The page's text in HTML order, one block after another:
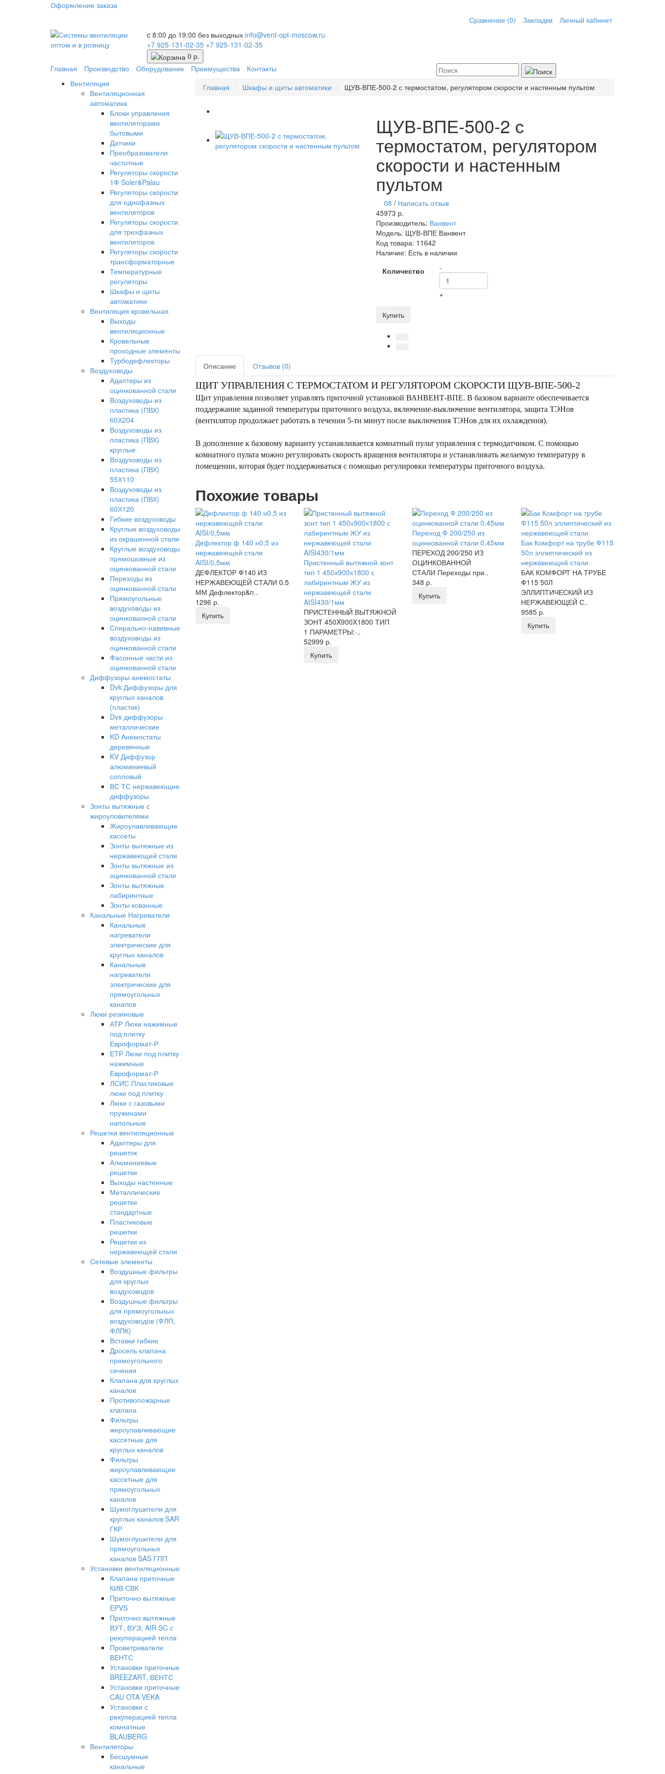
Оформление заказа
Сравнение (0)
Закладки
Личный кабинет
c 8:00 до 19:00 без выходных info@vent-opt-moscow.ru
+7 925-131-02-35 +7 925-131-02-35
0 р.
Главная
Производство Оборудование Преимущества
Контакты
Вентиляция
Вентиляционная
автоматика
Блоки управления
вентиляторами
бытовыми
Датчики
Преобразователи
частотные
Регуляторы скорости
1Ф Soler&Palau
Регуляторы скорости
для однофазных
вентиляторов
Регуляторы скорости
для трехфазных
вентиляторов
Регуляторы скорости
трансформаторные
Температурные
регуляторы
Шкафы и щиты
автоматики
Вентиляция кровельная
Выходы
вентиляционные
Кровельные
проходные элементы
Турбодефлекторы
Воздуховоды
Адаптеры из
оцинкованной стали
Воздуховоды из
пластика (ПВХ)
60Х204
Воздуховоды из
пластика (ПВХ)
круглые
Воздуховоды из
пластика (ПВХ)
55Х110
Воздуховоды из
пластика (ПВХ)
60Х120
Гибкие воздуховоды
Круглые воздуховоды
из окрашенной стали
Круглые воздуховоды
прямошовные из
оцинкованной стали
Переходы из
оцинкованной стали
Прямоугольные
воздуховоды из
оцинкованной стали
Спирально-навивные
воздуховоды из
оцинкованной стали
Фасонные части из
оцинкованной стали
Диффузоры анемостаты
Dvk Диффузоры для
круглых каналов
(пластик)
Dvs диффузоры
металлические
KD Анемостаты
деревянные
KV Диффузор
алюминиевый
сопловый
ВС ТС нержавеющие
диффузоры
Зонты вытяжные с
жироуловителями
Жироулавливающие
кассеты
Зонты вытяжные из
нержавеющей стали
Зонты вытяжные из
оцинкованной стали
Зонты вытяжные
лабиринтные
Зонты кованные
Канальные Нагреватели
Канальные
нагреватели
электрические для
круглых каналов
Канальные
нагреватели
электрические для
прямоугольных
каналов
Люки резиновые
АТР Люки нажимные
под плитку
Евроформат-Р
ЕТР Люки под плитку
нажимные
Евроформат-Р
ЛСИС Пластиковые
люки под плитку
Люки с газовыми
пружинами
напольные
Решетки вентиляционные
Адаптеры для
решеток
Алюминиевые
решетки
Выходы настенные
Металлические
решетки
стандартные
Пластиковые
решетки
Решетки из
нержавеющей стали
Сетевые элементы
Воздушные фильтры
для круглых
воздуховодов
Воздушные фильтры
для прямоугольных
воздуховодов (ФЛП,
ФЛПК)
Вставки гибкие
Дросель клапана
прямоугольного
сечения
Клапана для круглых
каналов
Противопожарные
клапана
Фильтры
жироулавливающие
кассетные для
круглых каналов
Фильтры
жироулавливающие
кассетные для
прямоугольных
каналов
Шумоглушители для
круглых каналов SAR
ГКР
Шумоглушители для
прямоугольных
каналов SAS ГПП
Установки вентиляционные
Клапана приточные
КИВ СВК
Приточно вытяжные
EPVS
Приточно вытяжные
ВУТ, ВУЭ, AIR SC с
рекуперацией тепла
Проветриватели
ВЕНТС
Установки приточные
BREEZART, ВЕНТС
Установки приточные
CAU OTA VEKA
Установки с
рекуперацией тепла
комнатные
BLAUBERG
Вентиляторы
Бесшумные
канальные
Главная Шкафы и щиты автоматики ЩУВ-ВПЕ-500-2 с термостатом, регулятором скорости и настенным пультом
ЩУВ-ВПЕ-500-2 с
термостатом, регулятором
скорости и настенным
пультом
08 / Написать отзыв
45973 р.
Производитель: Ванвент
Модель: ЩУВ-ВПЕ Ванвент
Код товара: 11642
Наличие: Есть в наличии
Количество
-
+
Купить
Описание Отзывов (0)
ЩИТ УПРАВЛЕНИЯ С ТЕРМОСТАТОМ И РЕГУЛЯТОРОМ СКОРОСТИ ЩУВ-ВПЕ-500-2
Щит управления позволяет управлять приточной установкой ВАНВЕНТ-ВПЕ. В базовом варианте обеспечивается
поддержание заданной температуры приточного воздуха, включение-выключение вентилятора, защита ТЭНов
(вентилятор продолжает работать в течении 5-ти минут после выключения ТЭНов для их охлаждения).
В дополнение к базовому варианту устанавливается комнатный пульт управления с термодатчиком. С помощью
комнатного пульта можно регулировать скорость вращения вентилятора и устанавливать желаемую температуру в
помещении, которая будет поддерживаться с помощью регулировки температуры приточного воздуха.
Похожие товары
Дефлектор ф 140 н0,5 из
нержавеющей стали
AISI/0,5мм
ДЕФЛЕКТОР Ф140 ИЗ
НЕРЖАВЕЮЩЕЙ СТАЛИ 0.5
ММ Дефлектор&n..
1296 р.
Купить
Пристенный вытяжной зонт
тип 1 450х900х1800 с
лабиринтным ЖУ из
нержавеющей стали
AISI430/1мм
ПРИСТЕННЫЙ ВЫТЯЖНОЙ
ЗОНТ 450X900X1800 ТИП
1 ПАРАМЕТРЫ:·..
52999 р.
Купить
Переход Ф 200/250 из
оцинкованной стали 0,45мм
ПЕРЕХОД 200/250 ИЗ
ОЦИНКОВАННОЙ
СТАЛИ Переходы при..
348 р.
Купить
Бак Комфорт на трубе Ф115
50л эллиптический из
нержавеющей стали
БАК КОМФОРТ НА ТРУБЕ
Ф115 50Л
ЭЛЛИПТИЧЕСКИЙ ИЗ
НЕРЖАВЕЮЩЕЙ С..
9585 р.
Купить